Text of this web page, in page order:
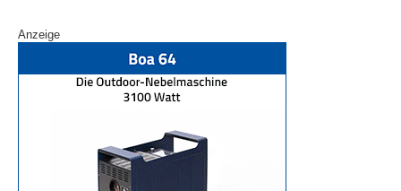
Anzeige